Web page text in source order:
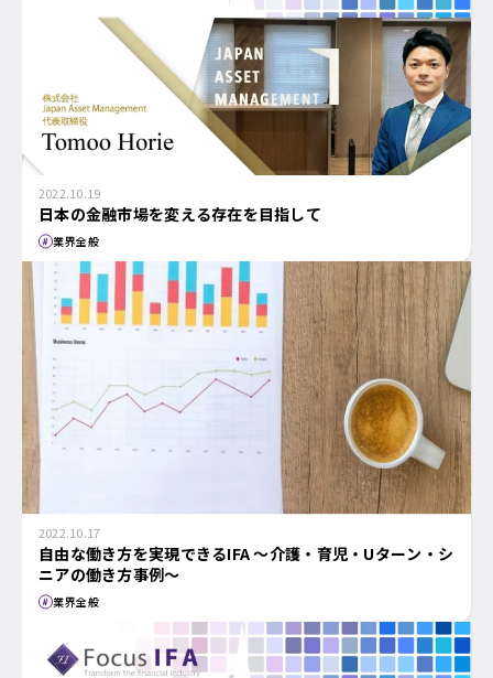
2022.10.19
日本の金融市場を変える存在を目指して
業界全般
2022.10.17
自由な働き方を実現できるIFA ～介護・育児・Uターン・シ
ニアの働き方事例～
業界全般